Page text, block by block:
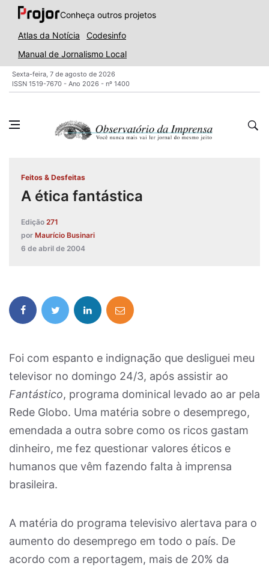
Conheça outros projetos
Atlas da Notícia
Codesinfo
Manual de Jornalismo Local
Sexta-feira, 7 de agosto de 2026
ISSN 1519-7670 - Ano 2026 - nº 1400
Feitos & Desfeitas
A ética fantástica
Edição 271
por Maurício Businari
6 de abril de 2004
Foi com espanto e indignação que desliguei meu
televisor no domingo 24/3, após assistir ao
Fantástico, programa dominical levado ao ar pela
Rede Globo. Uma matéria sobre o desemprego,
emendada a outra sobre como os ricos gastam
dinheiro, me fez questionar valores éticos e
humanos que vêm fazendo falta à imprensa
brasileira.
A matéria do programa televisivo alertava para o
aumento do desemprego em todo o país. De
acordo com a reportagem, mais de 20% da